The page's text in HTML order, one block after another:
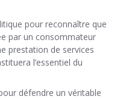
pour reconnaître que
par un consommateur
prestation de services
l’essentiel du
défendre un véritable